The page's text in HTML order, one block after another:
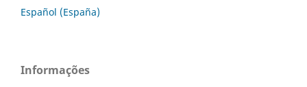
Español (España)
Informações